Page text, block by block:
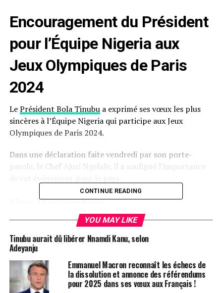
Encouragement du Président
pour l’Équipe Nigeria aux
Jeux Olympiques de Paris
2024
LePrésident Bola Tinubua exprimé ses vœux les plus
sincères à l’Équipe Nigeria qui participe aux Jeux
Olympiques de Paris 2024.
Dans une déclaration faite vendredi par son porte-
parole, le Chef Ajuri Ngelale, il a souligné l’importance
Une Délégation
Impressionnante
Cette année, 88 athlètes représentant le Nigeria, dont
63 femmes et 25 hommes, sont présents dans 12
disciplines sportives aux Jeux Olympiques de Paris.
Le Président a assuré ces ambassadeurs audacieux de
CONTINUE READING
YOU MAY LIKE
Tinubu aurait dû libérer Nnamdi Kanu, selon
Adeyanju
Emmanuel Macron reconnaît les échecs de
la dissolution et annonce des référendums
pour 2025 dans ses vœux aux Français !